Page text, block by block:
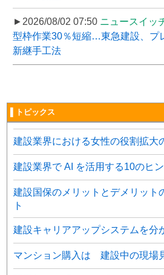
►2026/08/02 07:50 ニュースイッ
型枠作業30％短縮…東急建設、プ
新継手工法
▌トピックス
建設業界における女性の役割拡大
建設業界で AI を活用する10のヒン
建設国保のメリットとデメリット
ト
建設キャリアアップシステムを分
マンション購入は 建設中の現場